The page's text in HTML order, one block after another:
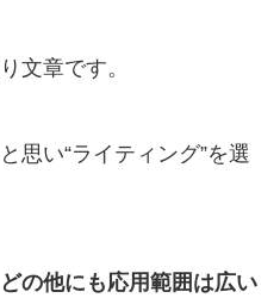
文章です。
思い“ライティング”を選
の他にも応用範囲は広い